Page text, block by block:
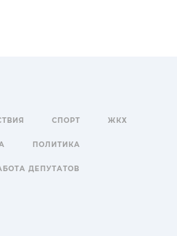
СПОРТ ЖКХ
ПОЛИТИКА
ДЕПУТАТОВ